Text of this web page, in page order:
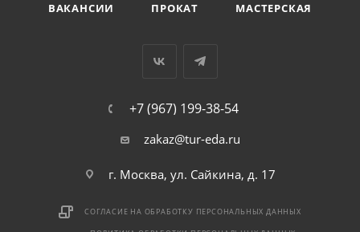
ВАКАНСИИ
ПРОКАТ МАСТЕРСКАЯ
+7 (967) 199-38-54
zakaz@tur-eda.ru
г. Москва, ул. Сайкина, д. 17
СОГЛАСИЕ НА ОБРАБОТКУ ПЕРСОНАЛЬНЫХ ДАННЫХ